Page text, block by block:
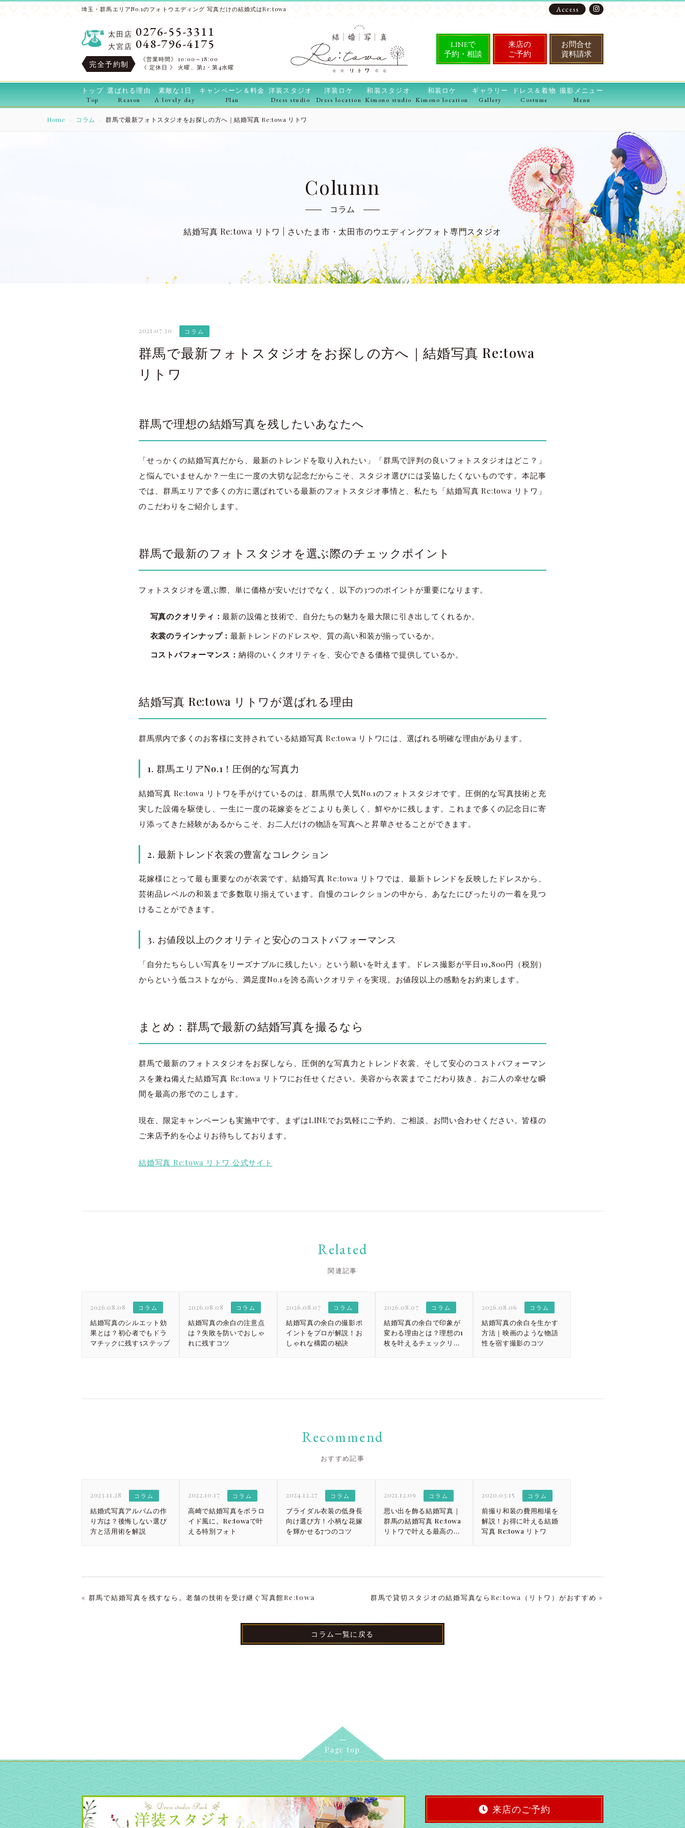
埼玉・群馬エリアNo.1のフォトウエディング 写真だけの結婚式はRe:towa Access
太田店 0276-55-3311
大宮店 048-796-4175
完全予約制
《営業時間》
10:00～18:00
《 定休日 》
火曜、第2・第4水曜
LINEで
予約・相談
来店の
ご予約
お問合せ
資料請求
トップ
Top
選ばれる理由
Reason
素敵な1日
A lovely day
キャンペーン＆料金
Plan
洋装スタジオ
Dress studio
洋装ロケ
Dress location
和装スタジオ
Kimono studio
和装ロケ
Kimono location
ギャラリー
Gallery
ドレス＆着物
Costume
撮影メニュー
Menu
太田店
太田店
Home コラム 群馬で最新フォトスタジオをお探しの方へ｜結婚写真 Re:towa リトワ
Column
コラム
結婚写真 Re:towa リトワ さいたま市・太田市のウエディングフォト専門スタジオ
2021.07.30 コラム
群馬で最新フォトスタジオをお探しの方へ｜結婚写真 Re:towa
リトワ
群馬で理想の結婚写真を残したいあなたへ
「せっかくの結婚写真だから、最新のトレンドを取り入れたい」「群馬で評判の良いフォトスタジオはどこ？」
と悩んでいませんか？一生に一度の大切な記念だからこそ、スタジオ選びには妥協したくないものです。本記事
では、群馬エリアで多くの方に選ばれている最新のフォトスタジオ事情と、私たち「結婚写真 Re:towa リトワ」
のこだわりをご紹介します。
群馬で最新のフォトスタジオを選ぶ際のチェックポイント
フォトスタジオを選ぶ際、単に価格が安いだけでなく、以下の3つのポイントが重要になります。
写真のクオリティ：最新の設備と技術で、自分たちの魅力を最大限に引き出してくれるか。
衣裳のラインナップ： 最新トレンドのドレスや、質の高い和装が揃っているか。
コストパフォーマンス： 納得のいくクオリティを、安心できる価格で提供しているか。
結婚写真 Re:towa リトワが選ばれる理由
群馬県内で多くのお客様に支持されている結婚写真 Re:towa リトワには、選ばれる明確な理由があります。
1. 群馬エリアNo.1！圧倒的な写真力
結婚写真 Re:towa リトワを手がけているのは、群馬県で人気No.1のフォトスタジオです。圧倒的な写真技術と充
実した設備を駆使し、一生に一度の花嫁姿をどこよりも美しく、鮮やかに残します。これまで多くの記念日に寄
り添ってきた経験があるからこそ、お二人だけの物語を写真へと昇華させることができます。
2. 最新トレンド衣裳の豊富なコレクション
花嫁様にとって最も重要なのが衣裳です。結婚写真 Re:towa リトワでは、最新トレンドを反映したドレスから、
芸術品レベルの和装まで多数取り揃えています。自慢のコレクションの中から、あなたにぴったりの一着を見つ
けることができます。
3. お値段以上のクオリティと安心のコストパフォーマンス
「自分たちらしい写真をリーズナブルに残したい」という願いを叶えます。ドレス撮影が平日19,800円（税別）
からという低コストながら、満足度No.1を誇る高いクオリティを実現。お値段以上の感動をお約束します。
まとめ：群馬で最新の結婚写真を撮るなら
群馬で最新のフォトスタジオをお探しなら、圧倒的な写真力とトレンド衣裳、そして安心のコストパフォーマン
スを兼ね備えた結婚写真 Re:towa リトワにお任せください。美容から衣裳までこだわり抜き、お二人の幸せな瞬
間を最高の形でのこします。
現在、限定キャンペーンも実施中です。まずはLINEでお気軽にご予約、ご相談、お問い合わせください。皆様の
ご来店予約を心よりお待ちしております。
結婚写真 Re:towa リトワ 公式サイト
Related
関連記事
2026.08.08 コラム
結婚写真のシルエット効
果とは？初心者でもドラ
マチックに残す5ステップ
2026.08.08 コラム
結婚写真の余白の注意点
は？失敗を防いでおしゃ
れに残すコツ
2026.08.07 コラム
結婚写真の余白の撮影ポ
イントをプロが解説！お
しゃれな構図の秘訣
2026.08.07 コラム
結婚写真の余白で印象が
変わる理由とは？理想の1
枚を叶えるチェックリス
2026.08.06 コラム
結婚写真の余白を生かす
方法｜映画のような物語
性を宿す撮影のコツ
Recommend
おすすめ記事
2023.11.28 コラム
結婚式写真アルバムの作
り方は？後悔しない選び
方と活用術を解説
2022.10.17 コラム
高崎で結婚写真をポラロ
イド風に。Re:towaで叶
える特別フォト
2024.12.27 コラム
ブライダル衣装の低身長
向け選び方！小柄な花嫁
を輝かせる7つのコツ
2021.12.09 コラム
思い出を飾る結婚写真｜
群馬の結婚写真 Re:towa
リトワで叶える最高の一
2020.03.15 コラム
前撮り和装の費用相場を
解説！お得に叶える結婚
写真 Re:towa リトワ
« 群馬で結婚写真を残すなら。老舗の技術を受け継ぐ写真館Re:towa 群馬で貸切スタジオの結婚写真ならRe:towa（リトワ）がおすすめ »
コラム一覧に戻る
Page top
来店のご予約